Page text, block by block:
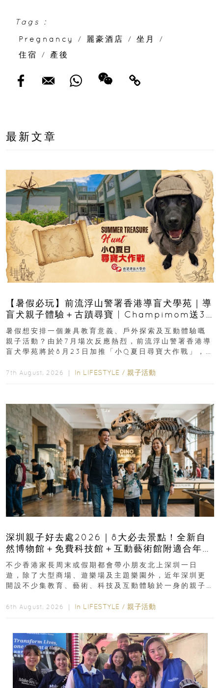
Tags :
Pregnancy
/ 麗豪酒店 / 坐月
/
住宿
/ 產後
最新文章
【暑假必玩】前流浮山警署香港導盲犬學苑｜導
盲犬親子體驗＋古蹟尋寶 | Champimom送3
組免費名額
暑假想安排一個兼具教育意義、戶外探索及互動體驗嘅
親子活動？由於7月場次反應熱烈，前流浮山警署香港導
盲犬學苑將於8月23日加推「小Q夏日尋寶大作戰」，家
7th August, 2026 ｜ In LIFESTYLE / 親子活動
深圳親子好去處2026｜8大必去景點！全新自
然博物館＋免費科技館＋互動藝術館附適合年
齡、交通、門票、開放時間
不少香港家長周末或假期都會帶小朋友北上深圳一日
遊，除了大型商場、遊樂場及主題樂園外，近年深圳更
開設不少集教育、藝術、科技及互動體驗於一身的親子
6th August, 2026 ｜ In LIFESTYLE / 親子活動